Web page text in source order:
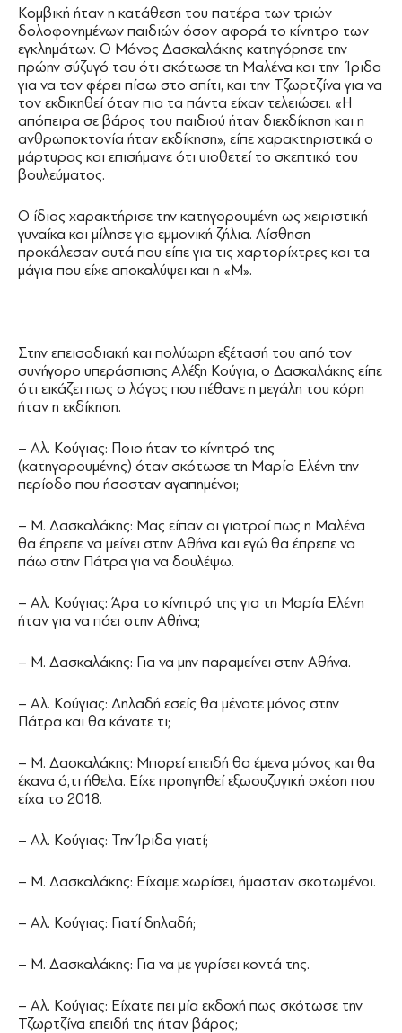
Κομβική ήταν η κατάθεση του πατέρα των τριών
δολοφονημένων παιδιών όσον αφορά το κίνητρο των
εγκλημάτων. Ο Μάνος Δασκαλάκης κατηγόρησε την
πρώην σύζυγό του ότι σκότωσε τη Μαλένα και την Ίριδα
για να τον φέρει πίσω στο σπίτι, και την Τζωρτζίνα για να
τον εκδικηθεί όταν πια τα πάντα είχαν τελειώσει. «Η
απόπειρα σε βάρος του παιδιού ήταν διεκδίκηση και η
ανθρωποκτονία ήταν εκδίκηση», είπε χαρακτηριστικά ο
μάρτυρας και επισήμανε ότι υιοθετεί το σκεπτικό του
βουλεύματος.
Ο ίδιος χαρακτήρισε την κατηγορουμένη ως χειριστική
γυναίκα και μίλησε για εμμονική ζήλια. Αίσθηση
προκάλεσαν αυτά που είπε για τις χαρτορίχτρες και τα
μάγια που είχε αποκαλύψει και η «Μ».
Στην επεισοδιακή και πολύωρη εξέτασή του από τον
συνήγορο υπεράσπισης Αλέξη Κούγια, ο Δασκαλάκης είπε
ότι εικάζει πως ο λόγος που πέθανε η μεγάλη του κόρη
ήταν η εκδίκηση.
– Αλ. Κούγιας: Ποιο ήταν το κίνητρό της
(κατηγορουμένης) όταν σκότωσε τη Μαρία Ελένη την
περίοδο που ήσασταν αγαπημένοι;
– Μ. Δασκαλάκης: Μας είπαν οι γιατροί πως η Μαλένα
θα έπρεπε να μείνει στην Αθήνα και εγώ θα έπρεπε να
πάω στην Πάτρα για να δουλέψω.
– Αλ. Κούγιας: Άρα το κίνητρό της για τη Μαρία Ελένη
ήταν για να πάει στην Αθήνα;
– Μ. Δασκαλάκης: Για να μην παραμείνει στην Αθήνα.
– Αλ. Κούγιας: Δηλαδή εσείς θα μένατε μόνος στην
Πάτρα και θα κάνατε τι;
– Μ. Δασκαλάκης: Μπορεί επειδή θα έμενα μόνος και θα
έκανα ό,τι ήθελα. Είχε προηγηθεί εξωσυζυγική σχέση που
είχα το 2018.
– Αλ. Κούγιας: Την Ίριδα γιατί;
– Μ. Δασκαλάκης: Είχαμε χωρίσει, ήμασταν σκοτωμένοι.
– Αλ. Κούγιας: Γιατί δηλαδή;
– Μ. Δασκαλάκης: Για να με γυρίσει κοντά της.
– Αλ. Κούγιας: Είχατε πει μία εκδοχή πως σκότωσε την
Τζωρτζίνα επειδή της ήταν βάρος;